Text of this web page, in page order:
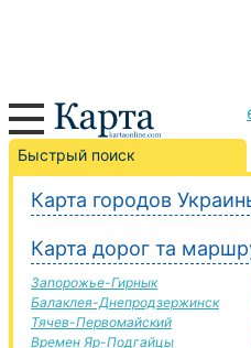
Быстрый поиск
Карта городов
Карта дорог та
Запорожье-Гирнык
Балаклея-Днепродзержинск
Тячев-Первомайский
Времен Яр-Подгайцы
Родинское-Вугледар
Вугледар, автомобильная
+
−